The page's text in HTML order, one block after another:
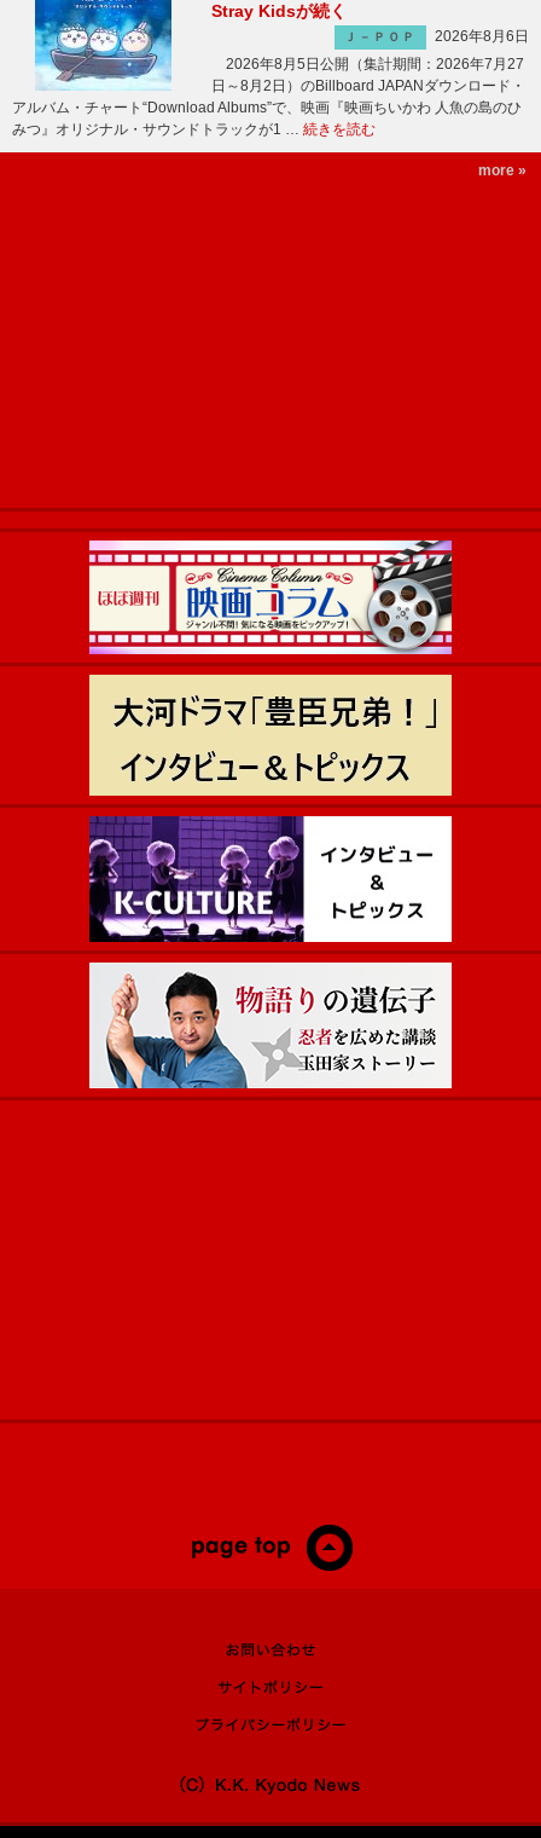
Stray Kidsが続く
Ｊ－ＰＯＰ
2026年8月6日
2026年8月5日公開（集計期間：2026年7月27
日～8月2日）のBillboard JAPANダウンロード・
アルバム・チャート“Download Albums”で、映画『映画ちいかわ 人魚の島のひ
みつ』オリジナル・サウンドトラックが1 … 続きを読む
more »